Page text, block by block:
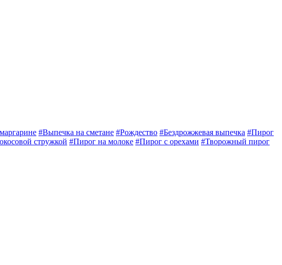
#Выпечка на сметане #Рождество #Бездрожжевая выпечка #Пирог
стружкой #Пирог на молоке #Пирог с орехами #Творожный пирог